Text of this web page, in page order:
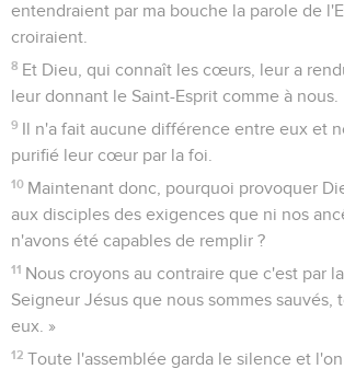
entendraient par ma bouche la parole de
croiraient.
8 Et Dieu, qui connaît les cœurs, leur a
leur donnant le Saint-Esprit comme à nous.
9 Il n'a fait aucune différence entre eux et
purifié leur cœur par la foi.
10 Maintenant donc, pourquoi provoquer
aux disciples des exigences que ni nos
n'avons été capables de remplir ?
11 Nous croyons au contraire que c'est par
Seigneur Jésus que nous sommes sauvés,
eux. »
12 Toute l'assemblée garda le silence et